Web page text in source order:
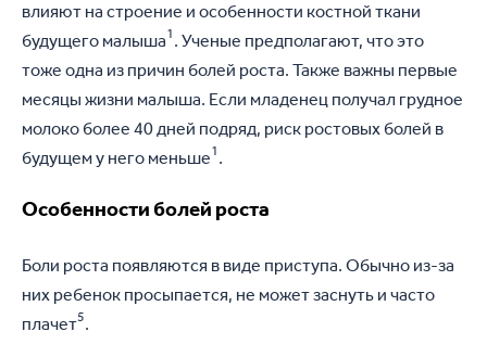
влияют на строение и особенности костной ткани
будущего малыша1 . Ученые предполагают, что это
тоже одна из причин болей роста. Также важны первые
месяцы жизни малыша. Если младенец получал грудное
молоко более 40 дней подряд, риск ростовых болей в
будущем у него меньше1 .
Особенности болей роста
Боли роста появляются в виде приступа. Обычно из-за
них ребенок просыпается, не может заснуть и часто
плачет5.